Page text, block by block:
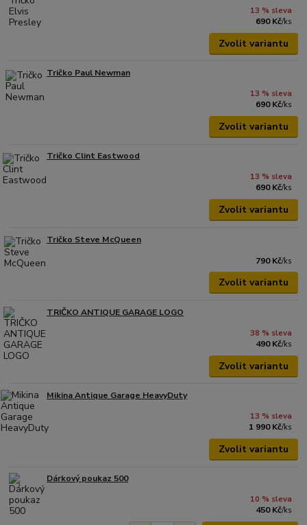
13 % sleva
690 Kč/ks
Zvolit variantu
Tričko Paul Newman
13 % sleva
690 Kč/ks
Zvolit variantu
Tričko Clint Eastwood
13 % sleva
690 Kč/ks
Zvolit variantu
Tričko Steve McQueen
790 Kč/ks
Zvolit variantu
TRIČKO ANTIQUE GARAGE LOGO
38 % sleva
490 Kč/ks
Zvolit variantu
Mikina Antique Garage HeavyDuty
13 % sleva
1 990 Kč/ks
Zvolit variantu
Dárkový poukaz 500
10 % sleva
450 Kč/ks